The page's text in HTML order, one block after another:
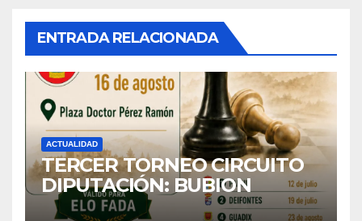
ENTRADA RELACIONADA
ACTUALIDAD
TERCER TORNEO CIRCUITO
DIPUTACIÓN: BUBION